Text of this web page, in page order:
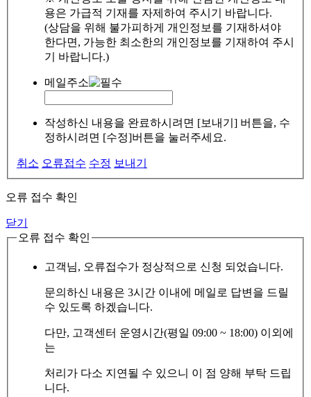
용은 가급적 기재를 자제하여 주시기 바랍니다.
(상담을 위해 불가피하게 개인정보를 기재하셔야
한다면, 가능한 최소한의 개인정보를 기재하여 주시
기 바랍니다.)
메일주소
작성하신 내용을 완료하시려면 [보내기] 버튼을, 수
정하시려면 [수정]버튼을 눌러주세요.
취소 오류접수 수정 보내기
오류 접수 확인
닫기
오류 접수 확인
고객님, 오류접수가 정상적으로 신청 되었습니다.
문의하신 내용은 3시간 이내에 메일로 답변을 드릴
수 있도록 하겠습니다.
다만, 고객센터 운영시간(평일 09:00 ~ 18:00) 이외에
는
처리가 다소 지연될 수 있으니 이 점 양해 부탁 드립
니다.